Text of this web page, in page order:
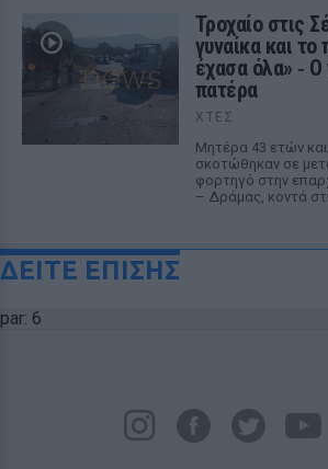
Τροχαίο στις
γυναίκα και το
έχασα όλα» ‑
πατέρα
ΧΤΕΣ
Μητέρα 43 ετών
σκοτώθηκαν σε
φορτηγό στην
– Δράμας, κοντά
ΔΕΙΤΕ ΕΠΙΣΗΣ
par: 6